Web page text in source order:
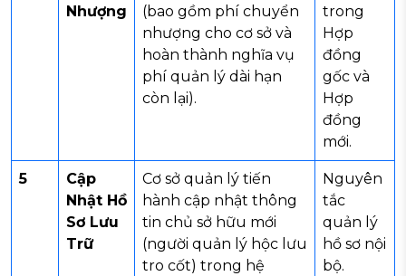
Nhượng
(bao gồm phí chuyển
nhượng cho cơ sở và
hoàn thành nghĩa vụ
phí quản lý dài hạn
còn lại).
trong
Hợp
đồng
gốc và
Hợp
đồng
mới.
5
Cập
Nhật Hồ
Sơ Lưu
Trữ
Cơ sở quản lý tiến
hành cập nhật thông
tin chủ sở hữu mới
(người quản lý hộc lưu
tro cốt) trong hệ
Nguyên
tắc
quản lý
hồ sơ nội
bộ.